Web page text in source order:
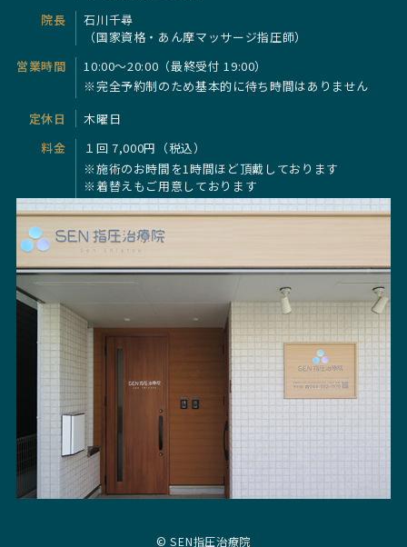
院長
石川千尋
（国家資格・あん摩マッサージ指圧師）
営業時間
10:00～20:00（最終受付 19:00）
※完全予約制のため基本的に待ち時間はありません
定休日
木曜日
料金
１回 7,000円（税込）
※施術のお時間を1時間ほど頂戴しております
※着替えもご用意しております
©SEN指圧治療院